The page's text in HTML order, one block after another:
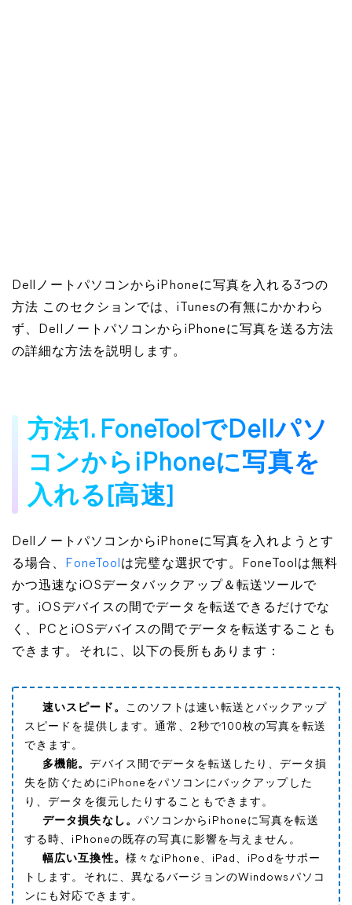
DellノートパソコンからiPhoneに写真を入れる3つの
方法 このセクションでは、iTunesの有無にかかわら
ず、DellノートパソコンからiPhoneに写真を送る方法
の詳細な方法を説明します。
方法1. FoneToolでDellパソ
コンからiPhoneに写真を
入れる[高速]
DellノートパソコンからiPhoneに写真を入れようとす
る場合、
FoneTool は完璧な選択です。FoneToolは無料
かつ迅速なiOSデータバックアップ＆転送ツールで
す。iOSデバイスの間でデータを転送できるだけでな
く、PCとiOSデバイスの間でデータを転送することも
できます。それに、以下の長所もあります：
速いスピード。 このソフトは速い転送とバックアップ
スピードを提供します。通常、2秒で100枚の写真を転送
できます。
多機能。デバイス間でデータを転送したり、データ損
失を防ぐためにiPhoneをパソコンにバックアップした
り、データを復元したりすることもできます。
データ損失なし。 パソコンからiPhoneに写真を転送
する時、iPhoneの既存の写真に影響を与えません。
幅広い互換性。 様々なiPhone、iPad、iPodをサポー
トします。それに、異なるバージョンのWindowsパソコ
ンにも対応できます。